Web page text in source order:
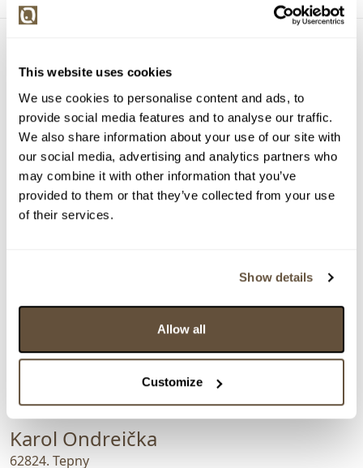
This website uses cookies
We use cookies to personalise content and ads, to
provide social media features and to analyse our traffic.
We also share information about your use of our site with
our social media, advertising and analytics partners who
may combine it with other information that you’ve
provided to them or that they’ve collected from your use
of their services.
Show details
Allow all
Customize
VYDRAŽENO
Karol Ondreička
62824. Tepny